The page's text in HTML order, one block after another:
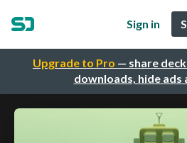
Upgrade to Pro — share
downloads, hide ads
Sign in